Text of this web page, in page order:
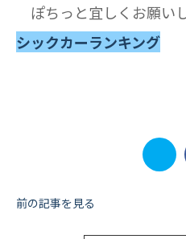
ぽちっと宜しくお願い
シックカーランキング
投
前の記事を見る